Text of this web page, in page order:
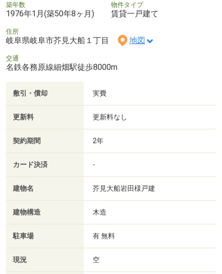
築年数
1976年1月(築50年8ヶ月)
物件タイプ
賃貸一戸建て
住所
岐阜県岐阜市芥見大船１丁目 地図
交通
名鉄各務原線細畑駅徒歩8000m
敷引・償却 実費
更新料 更新料なし
契約期間 2年
カード決済 -
建物名 芥見大船岩田様戸建
建物構造 木造
駐車場 有 無料
現況 空